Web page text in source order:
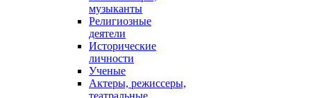
музыканты
Религиозные
деятели
Исторические
личности
Ученые
Актеры, режиссеры,
театральные